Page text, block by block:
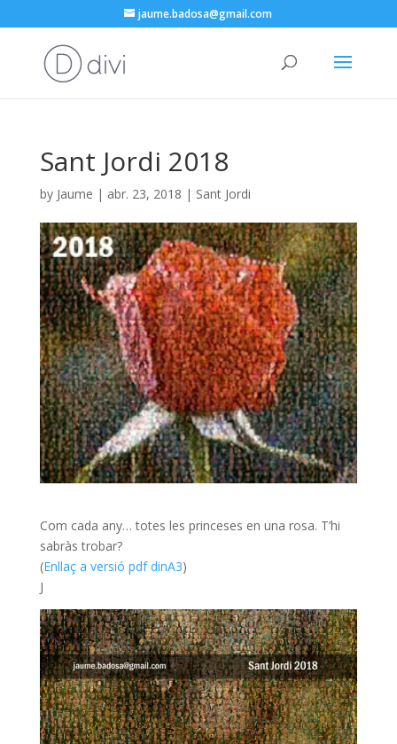
jaume.badosa@gmail.com
Sant Jordi 2018
by Jaume | abr. 23, 2018 | Sant Jordi
Com cada any… totes les princeses en una rosa. T’hi
sabràs trobar?
(Enllaç a versió pdf dinA3)
J